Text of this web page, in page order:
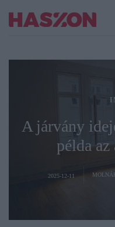
A járvány
példa
2025-12-11